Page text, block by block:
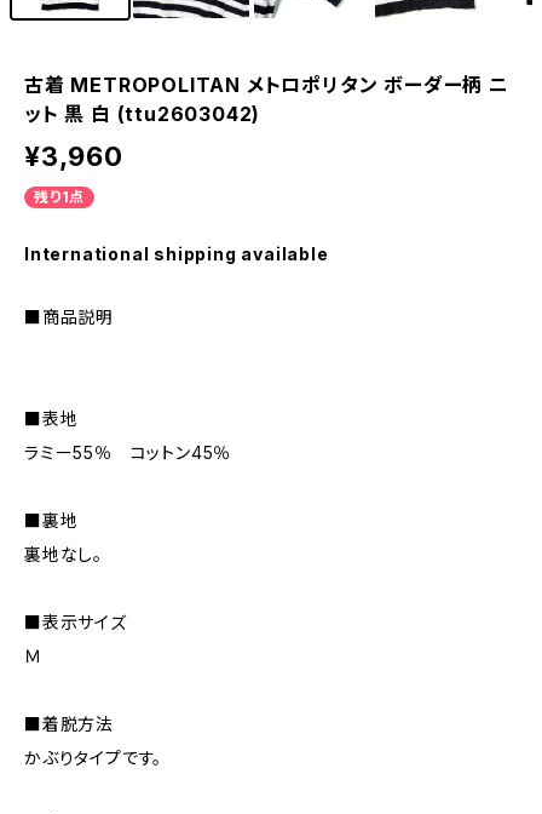
古着 METROPOLITAN メトロポリタン ボーダー柄 ニ
ット 黒 白 (ttu2603042)
¥3,960
残り1点
International shipping available
■商品説明
■表地
ラミー55％ コットン45％
■裏地
裏地なし。
■表示サイズ
Ｍ
■着脱方法
かぶりタイプです。